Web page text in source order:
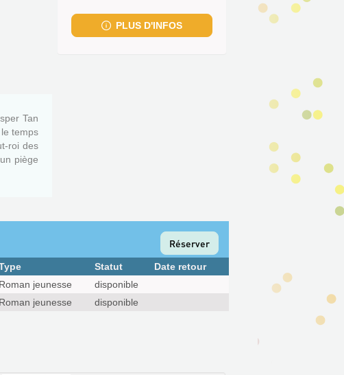
Tan
temps
roi des
piège
fenêtre)
PLUS D'INFOS
Réserver
Statut
Date retour
Roman jeunesse
disponible
Roman jeunesse disponible